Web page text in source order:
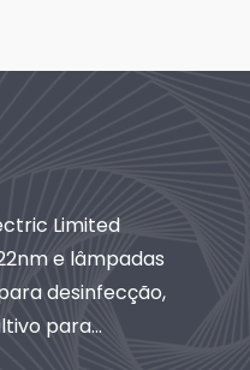
Limited
e lâmpadas
desinfecção,
para